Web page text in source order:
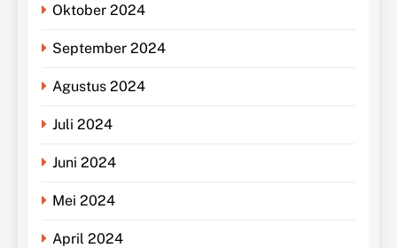
Oktober 2024
September 2024
Agustus 2024
Juli 2024
Juni 2024
Mei 2024
April 2024